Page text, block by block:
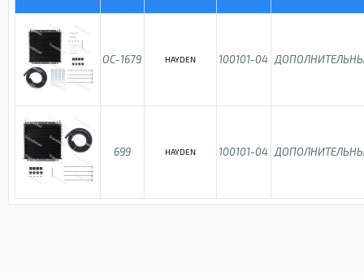
OC-1679 HAYDEN 100101-04
699 HAYDEN 100101-04